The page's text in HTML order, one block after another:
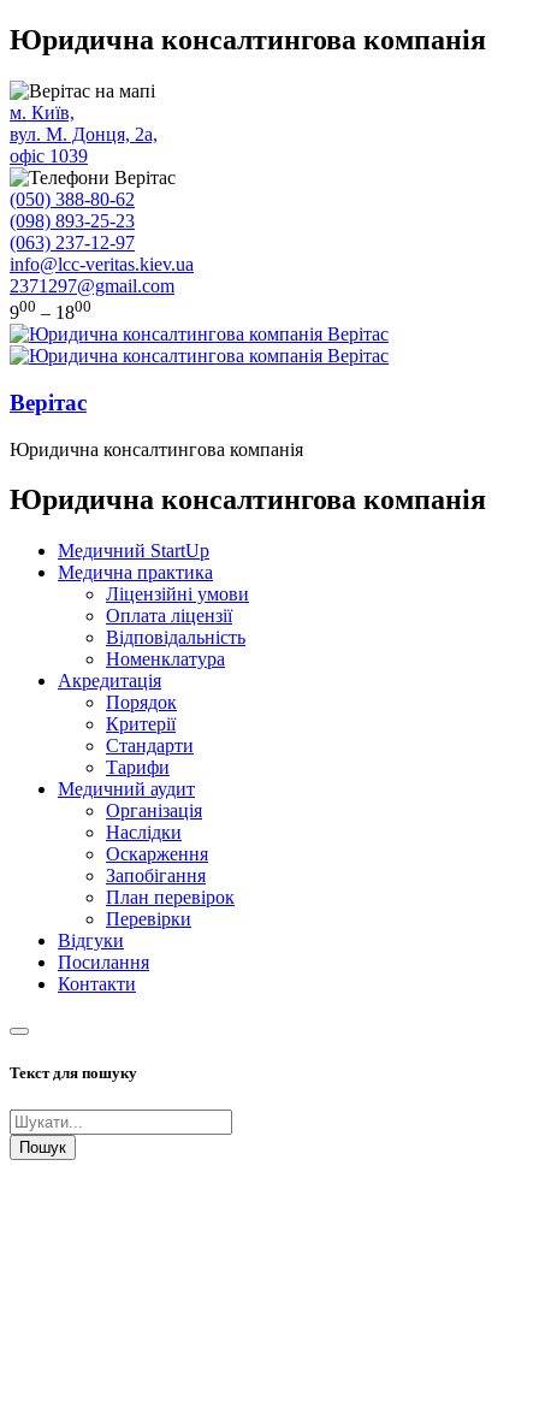
Юридична консалтингова компанія
м. Київ,
вул. М. Донця, 2а,
офіс 1039
(050) 388-80-62
(098) 893-25-23
(063) 237-12-97
info@lcc-veritas.kiev.ua
2371297@gmail.com
900 – 1800
Верітас
Юридична консалтингова компанія
Юридична консалтингова компанія
Медичний StartUp
Медична практика
Ліцензійні умови
Оплата ліцензії
Відповідальність
Номенклатура
Акредитація
Порядок
Критерії
Стандарти
Тарифи
Медичний аудит
Організація
Наслідки
Оскарження
Запобігання
План перевірок
Перевірки
Відгуки
Посилання
Контакти
Текст для пошуку